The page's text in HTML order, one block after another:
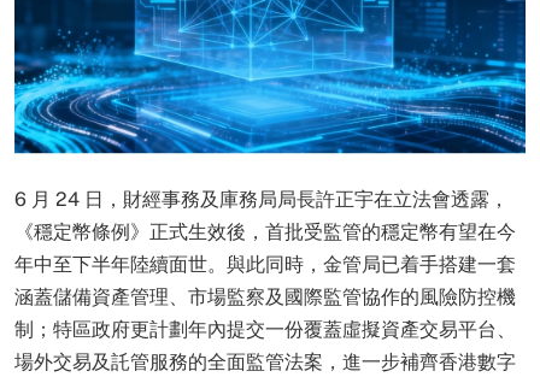
6 月 24 日，財經事務及庫務局局長許正宇在立法會透露，
《穩定幣條例》正式生效後，首批受監管的穩定幣有望在今
年中至下半年陸續面世。與此同時，金管局已着手搭建一套
涵蓋儲備資產管理、市場監察及國際監管協作的風險防控機
制；特區政府更計劃年內提交一份覆蓋虛擬資產交易平台、
場外交易及託管服務的全面監管法案，進一步補齊香港數字